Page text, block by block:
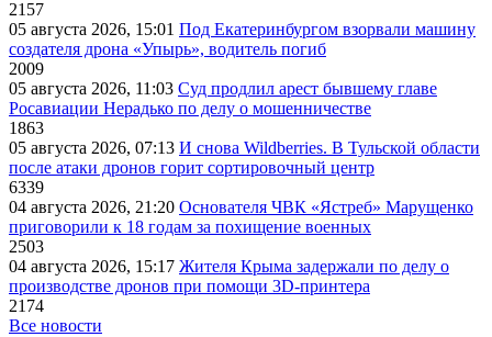
2157
05 августа 2026, 15:01 Под Екатеринбургом взорвали машину
создателя дрона «Упырь», водитель погиб
2009
05 августа 2026, 11:03 Суд продлил арест бывшему главе
Росавиации Нерадько по делу о мошенничестве
1863
05 августа 2026, 07:13 И снова Wildberries. В Тульской области
после атаки дронов горит сортировочный центр
6339
04 августа 2026, 21:20 Основателя ЧВК «Ястреб» Марущенко
приговорили к 18 годам за похищение военных
2503
04 августа 2026, 15:17 Жителя Крыма задержали по делу о
производстве дронов при помощи 3D‑принтера
2174
Все новости